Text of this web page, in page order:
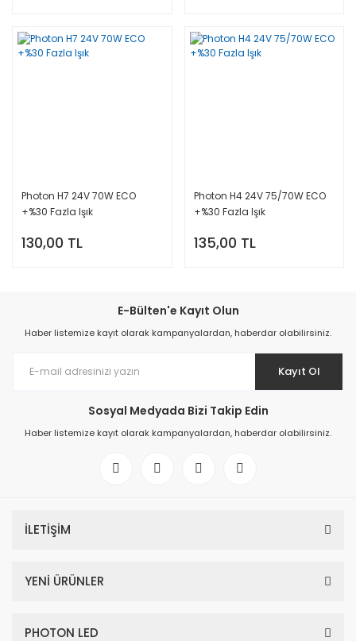
Photon H7 24V 70W ECO
+%30 Fazla Işık
130,00 TL
Photon H4 24V 75/70W ECO
+%30 Fazla Işık
135,00 TL
E-Bülten'e Kayıt Olun
Haber listemize kayıt olarak kampanyalardan, haberdar olabilirsiniz.
Kayıt Ol
Sosyal Medyada Bizi Takip Edin
Haber listemize kayıt olarak kampanyalardan, haberdar olabilirsiniz.
İLETİŞİM
YENİ ÜRÜNLER
PHOTON LED